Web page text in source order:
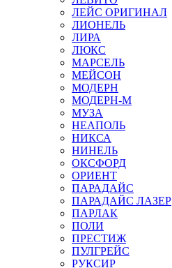
ЛЕЙС ОРИГИНАЛ
ЛИОНЕЛЬ
ЛИРА
ЛЮКС
МАРСЕЛЬ
МЕЙСОН
МОДЕРН
МОДЕРН-М
МУЗА
НЕАПОЛЬ
НИКСА
НИНЕЛЬ
ОКСФОРД
ОРИЕНТ
ПАРАДАЙС
ПАРАДАЙС ЛАЗЕР
ПАРЛАК
ПОЛИ
ПРЕСТИЖ
ПУЛГРЕЙС
РУКСИР